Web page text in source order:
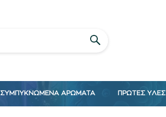
ΣΥΜΠΥΚΝΩΜΕΝΑ ΑΡΩΜΑΤΑ ΠΡΩΤΕΣ ΥΛΕΣ